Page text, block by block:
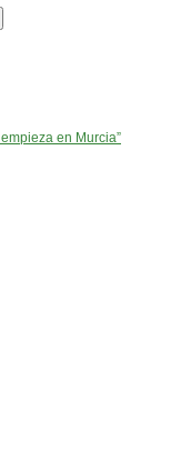
en Murcia”